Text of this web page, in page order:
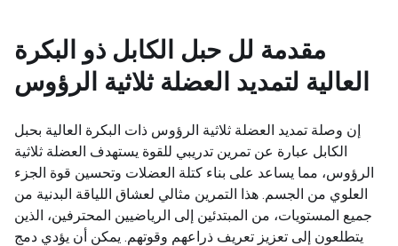
مقدمة لل حبل الكابل ذو البكرة
العالية لتمديد العضلة ثلاثية الرؤوس
إن وصلة تمديد العضلة ثلاثية الرؤوس ذات البكرة العالية بحبل
الكابل عبارة عن تمرين تدريبي للقوة يستهدف العضلة ثلاثية
الرؤوس، مما يساعد على بناء كتلة العضلات وتحسين قوة الجزء
العلوي من الجسم. هذا التمرين مثالي لعشاق اللياقة البدنية من
جميع المستويات، من المبتدئين إلى الرياضيين المحترفين، الذين
يتطلعون إلى تعزيز تعريف ذراعهم وقوتهم. يمكن أن يؤدي دمج